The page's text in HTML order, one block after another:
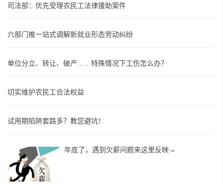
司法部：优先受理农民工法律援助案件
六部门推一站式调解新就业形态劳动纠纷
单位分立、转让、破产……特殊情况下工伤怎么办？
切实维护农民工合法权益
试用期陷阱套路多？教您避坑！
年底了，遇到欠薪问题来这里反映→